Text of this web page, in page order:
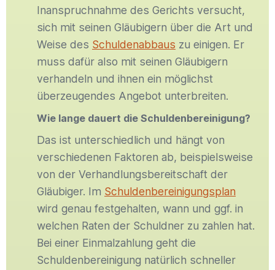
Inanspruchnahme des Gerichts versucht,
sich mit seinen Gläubigern über die Art und
Weise des Schuldenabbaus zu einigen. Er
muss dafür also mit seinen Gläubigern
verhandeln und ihnen ein möglichst
überzeugendes Angebot unterbreiten.
Wie lange dauert die Schuldenbereinigung?
Das ist unterschiedlich und hängt von
verschiedenen Faktoren ab, beispielsweise
von der Verhandlungsbereitschaft der
Gläubiger. Im Schuldenbereinigungsplan
wird genau festgehalten, wann und ggf. in
welchen Raten der Schuldner zu zahlen hat.
Bei einer Einmalzahlung geht die
Schuldenbereinigung natürlich schneller